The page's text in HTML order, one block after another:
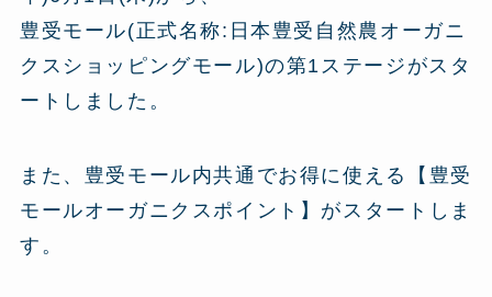
豊受モール(正式名称:日本豊受自然農オーガニ
クスショッピングモール)の第1ステージがスタ
ートしました。
また、豊受モール内共通でお得に使える【豊受
モールオーガニクスポイント】がスタートしま
す。